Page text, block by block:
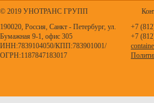
© 2019 УНОТРАНС ГРУПП
190020, Россия, Санкт - Петербург, ул.
Бумажная 9-1, офис 305
ИНН:7839104050/КПП:783901001/
ОГРН:1187847183017
+7
+7